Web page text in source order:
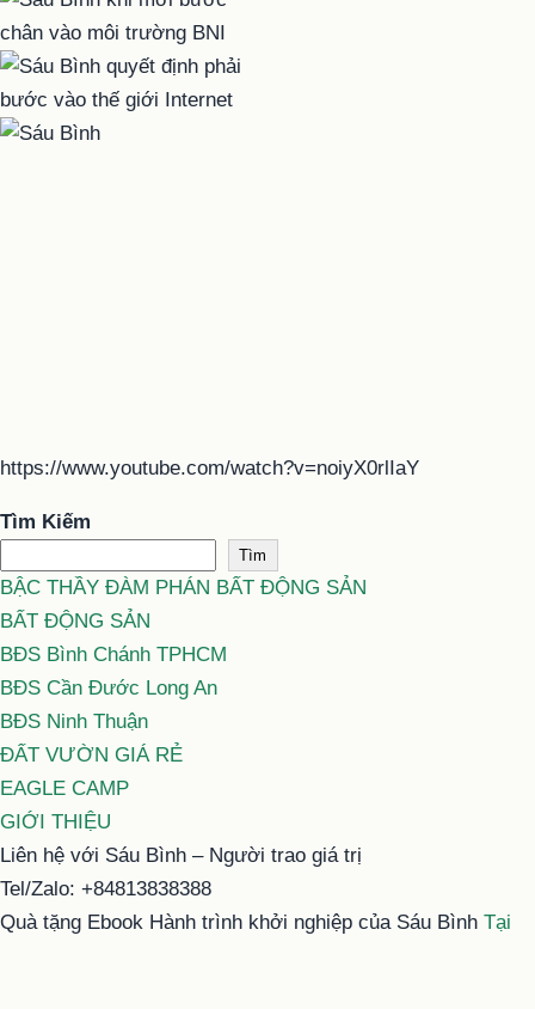
https://www.youtube.com/watch?v=noiyX0rlIaY
Tìm Kiếm
Tìm
BẬC THẦY ĐÀM PHÁN BẤT ĐỘNG SẢN
BẤT ĐỘNG SẢN
BĐS Bình Chánh TPHCM
BĐS Cần Đước Long An
BĐS Ninh Thuận
ĐẤT VƯỜN GIÁ RẺ
EAGLE CAMP
GIỚI THIỆU
Liên hệ với Sáu Bình – Người trao giá trị
Tel/Zalo: +84813838388
Quà tặng Ebook Hành trình khởi nghiệp của Sáu Bình Tại